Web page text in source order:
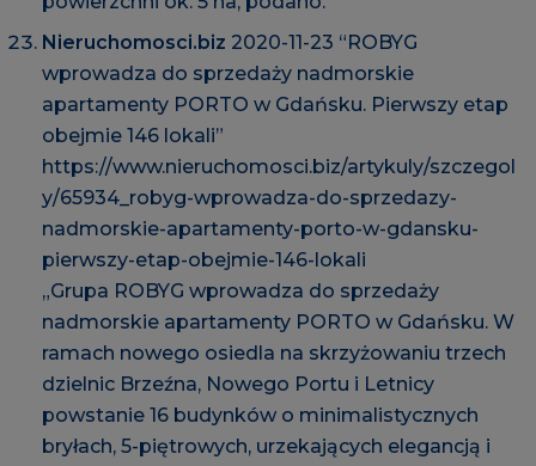
Nieruchomosci.biz 2020-11-23 “ROBYG
wprowadza do sprzedaży nadmorskie
apartamenty PORTO w Gdańsku. Pierwszy etap
obejmie 146 lokali”
https://www.nieruchomosci.biz/artykuly/szczegol
y/65934_robyg-wprowadza-do-sprzedazy-
nadmorskie-apartamenty-porto-w-gdansku-
pierwszy-etap-obejmie-146-lokali
„Grupa ROBYG wprowadza do sprzedaży
nadmorskie apartamenty PORTO w Gdańsku. W
ramach nowego osiedla na skrzyżowaniu trzech
dzielnic Brzeźna, Nowego Portu i Letnicy
powstanie 16 budynków o minimalistycznych
bryłach, 5-piętrowych, urzekających elegancją i